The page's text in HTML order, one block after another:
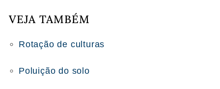
VEJA TAMBÉM
Rotação de culturas
Poluição do solo